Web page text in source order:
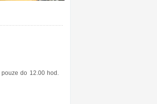
do 12.00 hod.